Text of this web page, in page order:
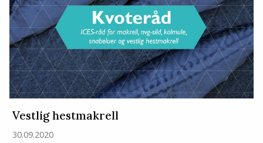
Vestlig hestmakrell
30.09.2020